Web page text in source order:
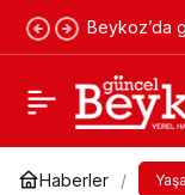
Beykoz’da
Haberler
Engelli
ziyaret etti
Yorum Yap